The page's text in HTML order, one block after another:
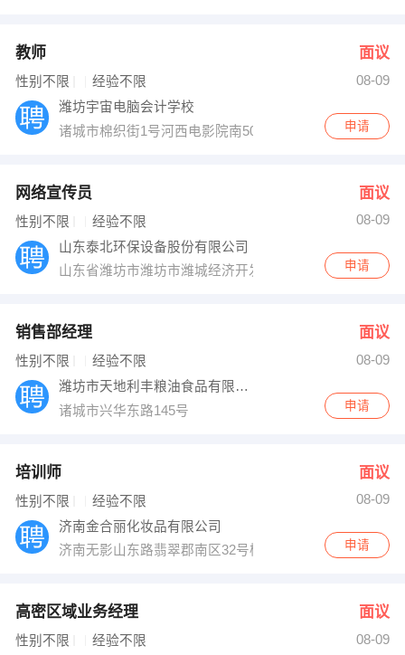
教师 面议
性别不限 经验不限
08-09
潍坊宇宙电脑会计学校
诸城市棉织街1号河西电影院南50米路东（或家佳乐北鸿
申请
网络宣传员 面议
性别不限 经验不限
08-09
山东泰北环保设备股份有限公司
山东省潍坊市潍坊市潍城经济开发区腾飞路641号申请
销售部经理 面议
性别不限 经验不限
08-09
潍坊市天地利丰粮油食品有限公司
诸城市兴华东路145号
申请
培训师 面议
性别不限 经验不限
08-09
济南金合丽化妆品有限公司
济南无影山东路翡翠郡南区32号楼
申请
高密区域业务经理 面议
性别不限 经验不限
08-09